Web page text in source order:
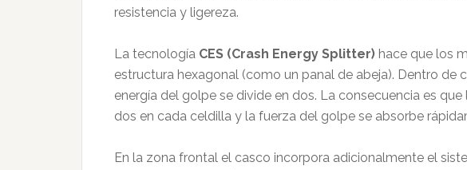
resistencia y ligereza.
La tecnología CES (Crash Energy Splitter) hace que los
estructura hexagonal (como un panal de abeja). Dentro de
energía del golpe se divide en dos. La consecuencia es
dos en cada celdilla y la fuerza del golpe se absorbe
En la zona frontal el casco incorpora adicionalmente el